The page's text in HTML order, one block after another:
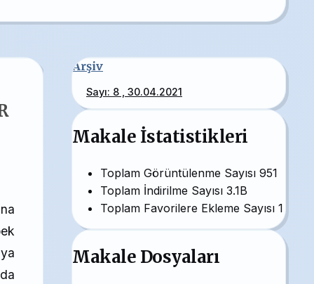
Arşiv
Sayı: 8 , 30.04.2021
Makale İstatistikleri
Toplam Görüntülenme Sayısı 951
Toplam İndirilme Sayısı 3.1B
Toplam Favorilere Ekleme Sayısı 1
Makale Dosyaları